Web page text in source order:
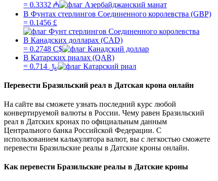
= 0.3332 ₼
В Фунтах стерлингов Соединенного королевства (GBP)
= 0.1456 £
В Канадских долларах (CAD)
= 0.2748 C$
В Катарских риалах (QAR)
= 0.714 ﷼
Перевести Бразильский реал в Датская крона онлайн
На сайте вы сможете узнать последний курс любой
конвертируемой валюты в России. Чему равен Бразильский
реал в Датских кронах по официальным данным
Центрального банка Российской Федерации. С
использованием калькулятора валют, вы с легкостью сможете
перевести Бразильские реалы в Датские кроны онлайн.
Как перевести Бразильские реалы в Датские кроны